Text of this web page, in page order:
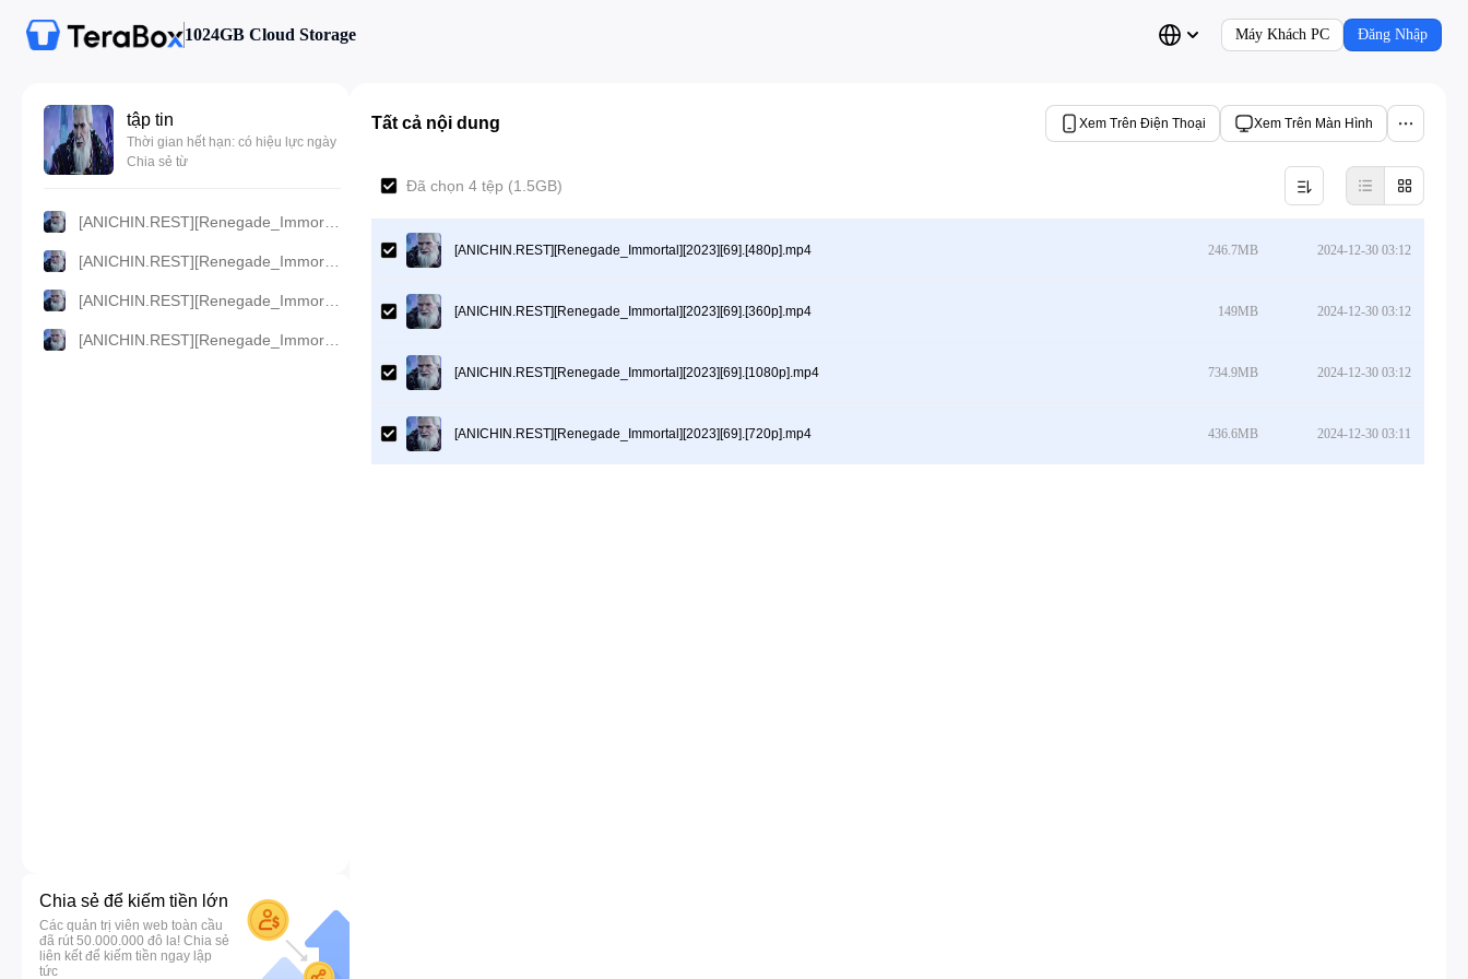
1024GB Cloud Storage Máy Khách PC Đăng Nhập
tập tin
Thời gian hết hạn: có hiệu lực ngày
Chia sẻ từ
Chia sẻ để kiếm tiền lớn
Các quản trị viên web toàn cầu
đã rút 50.000.000 đô la! Chia sẻ
liên kết để kiếm tiền ngay lập
tức
Tất cả nội dung Xem Trên Điện Thoại Xem Trên Màn Hình
Đã chọn 4 tệp (1.5GB)
[ANICHIN.REST][Renegade_Immortal][2023][69].[480p].mp4 246.7MB 2024-12-30 03:12
[ANICHIN.REST][Renegade_Immortal][2023][69].[360p].mp4 149MB 2024-12-30 03:12
[ANICHIN.REST][Renegade_Immortal][2023][69].[1080p].mp4 734.9MB 2024-12-30 03:12
[ANICHIN.REST][Renegade_Immortal][2023][69].[720p].mp4 436.6MB 2024-12-30 03:11